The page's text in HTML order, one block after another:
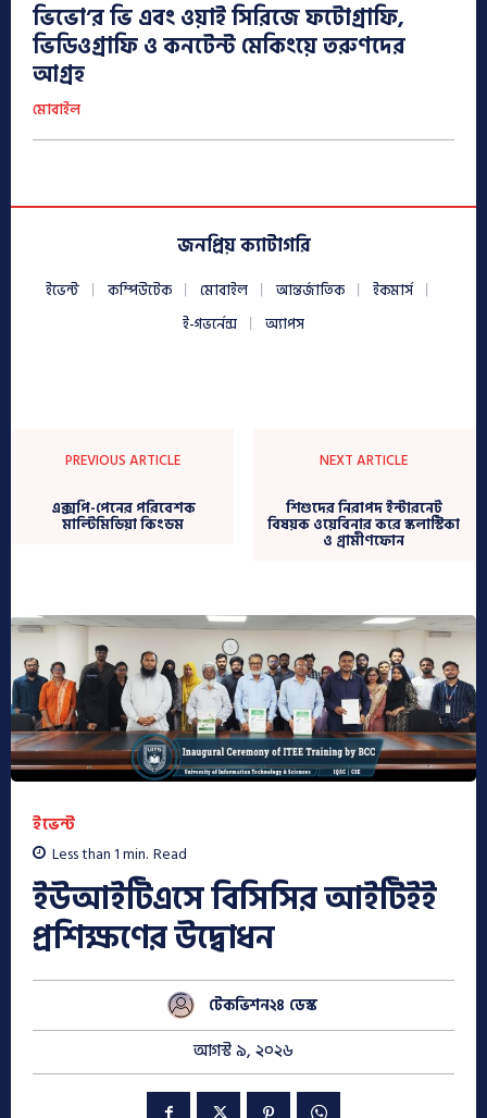
ভিভো’র ভি এবং ওয়াই সিরিজে ফটোগ্রাফি,
ভিডিওগ্রাফি ও কনটেন্ট মেকিংয়ে তরুণদের
আগ্রহ
মোবাইল
জনপ্রিয় ক্যাটাগরি
ইভেন্ট কম্পিউটেক মোবাইল আন্তর্জাতিক
ইকমার্স
ই-গভর্নেন্স
অ্যাপস
PREVIOUS ARTICLE
এক্সপি-পেনের পরিবেশক
মাল্টিমিডিয়া কিংডম
NEXT ARTICLE
শিশুদের নিরাপদ ইন্টারনেট
বিষয়ক ওয়েবিনার করে স্কলাস্টিকা
ও গ্রামীণফোন